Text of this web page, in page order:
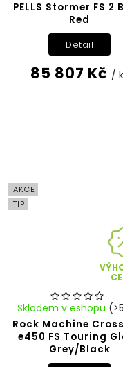
PELLS Stormer FS 2
Red
85 807 Kč /
Detail
AKCE
TIP
Rock Machine
e450 FS Touring
Grey/Black
Skladem v eshopu